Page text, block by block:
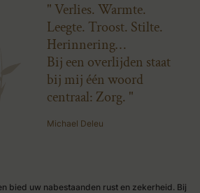
Verlies. Warmte.
Leegte. Troost. Stilte.
Herinnering…
Bij een overlijden staat
bij mij één woord
centraal: Zorg.
Michael Deleu
bied uw nabestaanden rust en zekerheid. Bij